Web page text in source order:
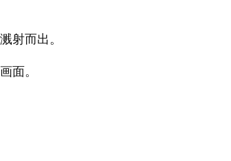
射而出。
面。